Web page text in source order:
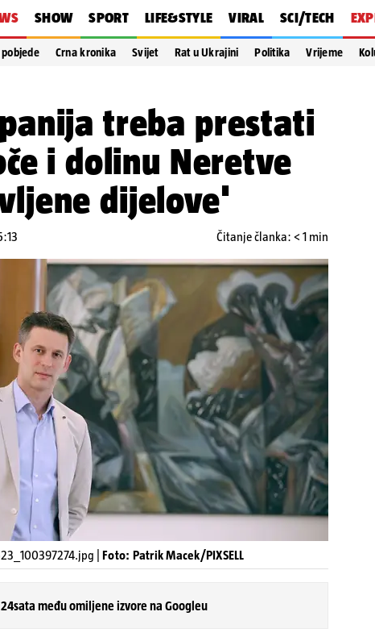
SHOW SPORT LIFE&STYLE VIRAL SCI/TECH
Crna kronika Svijet Rat u Ukrajini Politika Vrijeme
treba prestati
i dolinu Neretve
dijelove'
Čitanje članka: < 1 min
| Foto: Patrik Macek/PIXSELL
među omiljene izvore na Googleu